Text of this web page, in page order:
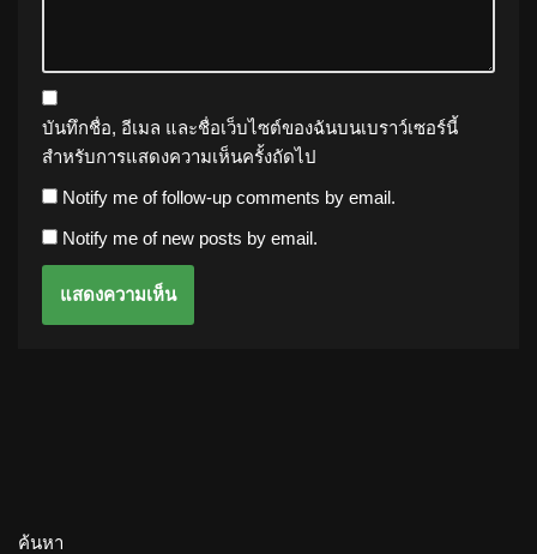
บันทึกชื่อ, อีเมล และชื่อเว็บไซต์ของฉันบนเบราว์เซอร์นี้
สำหรับการแสดงความเห็นครั้งถัดไป
Notify me of follow-up comments by email.
Notify me of new posts by email.
ค้นหา